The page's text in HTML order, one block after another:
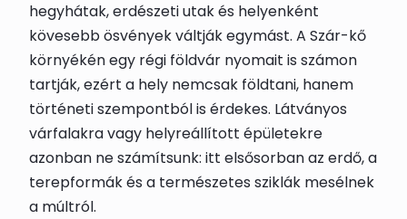
hegyhátak, erdészeti utak és helyenként
kövesebb ösvények váltják egymást. A Szár-kő
környékén egy régi földvár nyomait is számon
tartják, ezért a hely nemcsak földtani, hanem
történeti szempontból is érdekes. Látványos
várfalakra vagy helyreállított épületekre
azonban ne számítsunk: itt elsősorban az erdő, a
terepformák és a természetes sziklák mesélnek
a múltról.